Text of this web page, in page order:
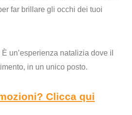
far brillare gli occhi dei tuoi
un’esperienza natalizia dove il
in un unico posto.
Clicca qui